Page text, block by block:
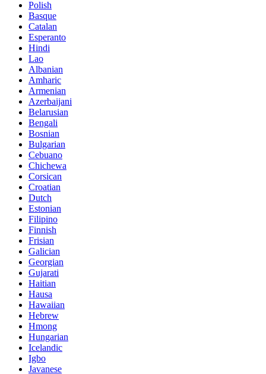
Polish
Basque
Catalan
Esperanto
Hindi
Lao
Albanian
Amharic
Armenian
Azerbaijani
Belarusian
Bengali
Bosnian
Bulgarian
Cebuano
Chichewa
Corsican
Croatian
Dutch
Estonian
Filipino
Finnish
Frisian
Galician
Georgian
Gujarati
Haitian
Hausa
Hawaiian
Hebrew
Hmong
Hungarian
Icelandic
Igbo
Javanese